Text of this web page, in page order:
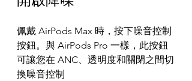
佩戴 AirPods Max 時，按下噪音控制
按鈕。與 AirPods Pro 一樣，此按鈕
可讓您在 ANC、透明度和關閉之間切
換噪音控制